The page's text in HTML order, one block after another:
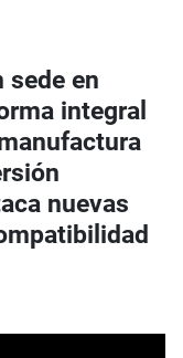
sede en
integral
nuevas